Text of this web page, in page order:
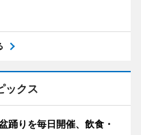
ックス
りを毎日開催、飲食・